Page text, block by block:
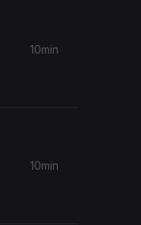
10min
10min